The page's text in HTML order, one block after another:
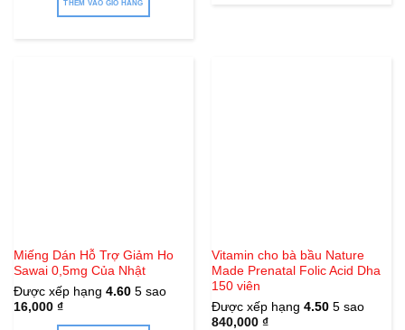
THÊM VÀO GIỎ HÀNG
Miếng Dán Hỗ Trợ Giảm Ho
Sawai 0,5mg Của Nhật
Được xếp hạng 4.605 sao
16,000 ₫
Vitamin cho bà bầu Nature
Made Prenatal Folic Acid Dha
150 viên
Được xếp hạng 4.505 sao
840,000 ₫